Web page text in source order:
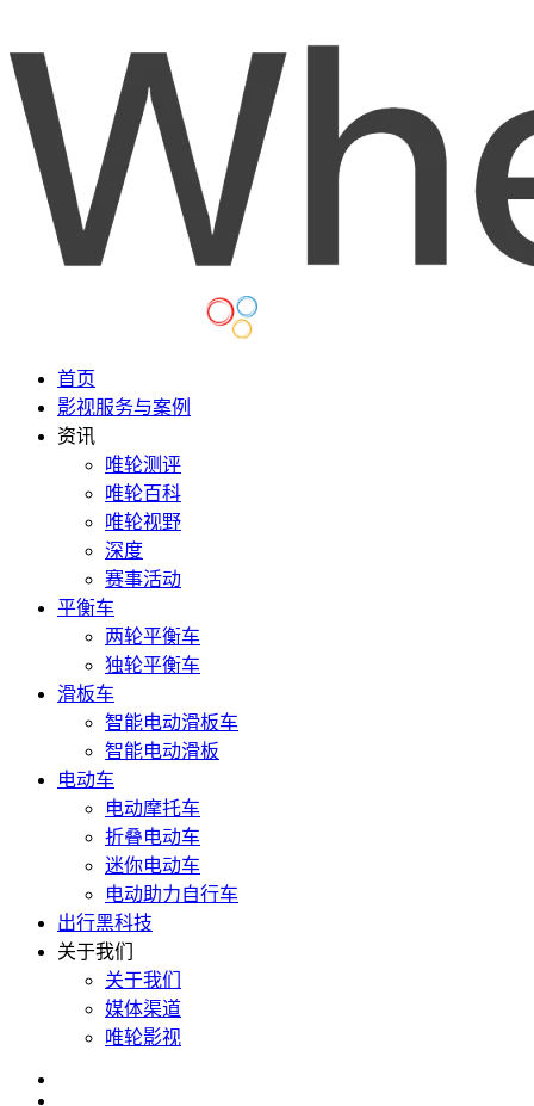
首页
影视服务与案例
资讯
唯轮测评
唯轮百科
唯轮视野
深度
赛事活动
平衡车
两轮平衡车
独轮平衡车
滑板车
智能电动滑板车
智能电动滑板
电动车
电动摩托车
折叠电动车
迷你电动车
电动助力自行车
出行黑科技
关于我们
关于我们
媒体渠道
唯轮影视